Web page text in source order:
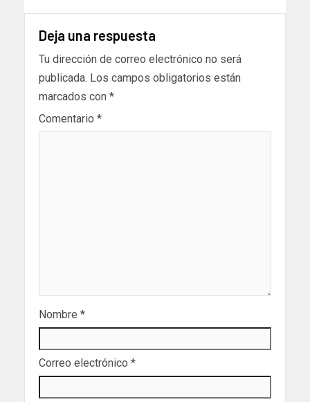
Deja una respuesta
Tu dirección de correo electrónico no será
publicada. Los campos obligatorios están
marcados con *
Comentario *
Nombre *
Correo electrónico *